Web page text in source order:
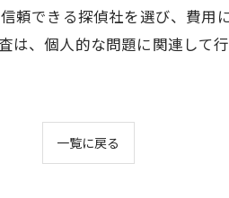
頼できる探偵社を選び、費用
、個人的な問題に関連して
一覧に戻る